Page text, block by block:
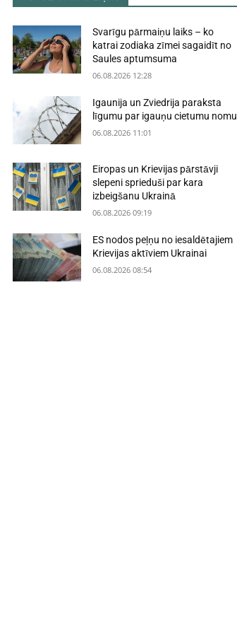
Svarīgu pārmaiņu laiks – ko
katrai zodiaka zīmei sagaidīt no
Saules aptumsuma
06.08.2026 12:28
Igaunija un Zviedrija paraksta
līgumu par igauņu cietumu nomu
06.08.2026 11:01
Eiropas un Krievijas pārstāvji
slepeni sprieduši par kara
izbeigšanu Ukrainā
06.08.2026 09:19
ES nodos peļņu no iesaldētajiem
Krievijas aktīviem Ukrainai
06.08.2026 08:54